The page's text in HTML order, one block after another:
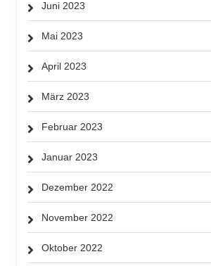
Juni 2023
Mai 2023
April 2023
März 2023
Februar 2023
Januar 2023
Dezember 2022
November 2022
Oktober 2022